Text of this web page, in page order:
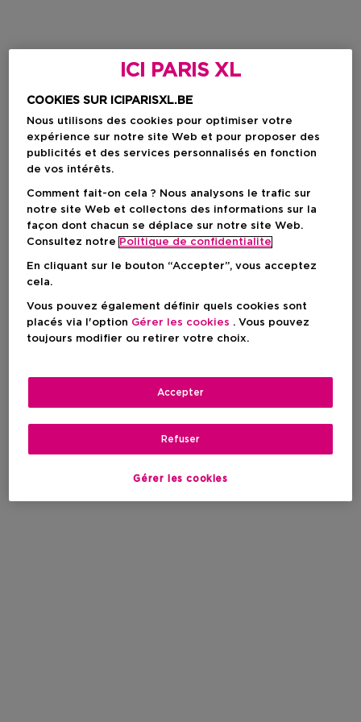
ICI PARIS XL
COOKIES SUR ICIPARISXL.BE
Nous utilisons des cookies pour optimiser votre
expérience sur notre site Web et pour proposer des
publicités et des services personnalisés en fonction
de vos intérêts.
Comment fait-on cela ? Nous analysons le trafic sur
notre site Web et collectons des informations sur la
façon dont chacun se déplace sur notre site Web.
Consultez notre Politique de confidentialite
En cliquant sur le bouton “Accepter”, vous acceptez
cela.
Vous pouvez également définir quels cookies sont
placés via l'option Gérer les cookies . Vous pouvez
toujours modifier ou retirer votre choix.
Gérer les cookies
Refuser
Accepter